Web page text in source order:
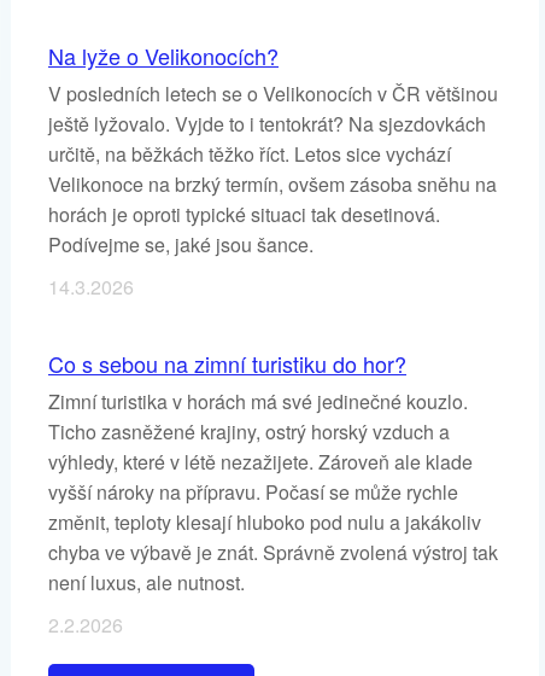
Na lyže o Velikonocích?
V posledních letech se o Velikonocích v ČR většinou
ještě lyžovalo. Vyjde to i tentokrát? Na sjezdovkách
určitě, na běžkách těžko říct. Letos sice vychází
Velikonoce na brzký termín, ovšem zásoba sněhu na
horách je oproti typické situaci tak desetinová.
Podívejme se, jaké jsou šance.
14.3.2026
Co s sebou na zimní turistiku do hor?
Zimní turistika v horách má své jedinečné kouzlo.
Ticho zasněžené krajiny, ostrý horský vzduch a
výhledy, které v létě nezažijete. Zároveň ale klade
vyšší nároky na přípravu. Počasí se může rychle
změnit, teploty klesají hluboko pod nulu a jakákoliv
chyba ve výbavě je znát. Správně zvolená výstroj tak
není luxus, ale nutnost.
2.2.2026